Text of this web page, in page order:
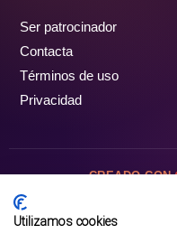
Ser patrocinador
Contacta
Términos de uso
Privacidad
CREADO CON
Utilizamos cookies